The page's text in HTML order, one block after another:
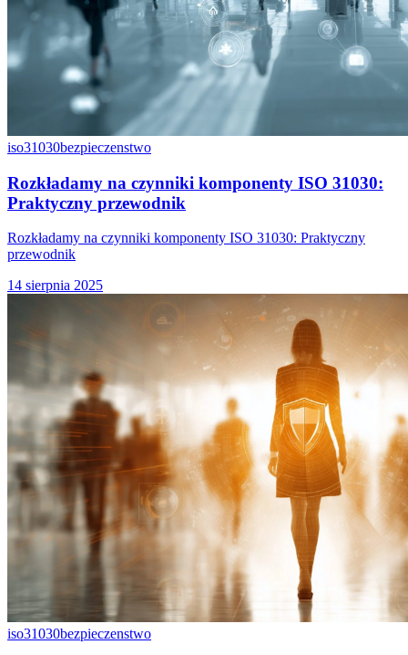
iso31030bezpieczenstwo
Rozkładamy na czynniki komponenty ISO 31030:
Praktyczny przewodnik
Rozkładamy na czynniki komponenty ISO 31030: Praktyczny
przewodnik
14 sierpnia 2025
iso31030bezpieczenstwo